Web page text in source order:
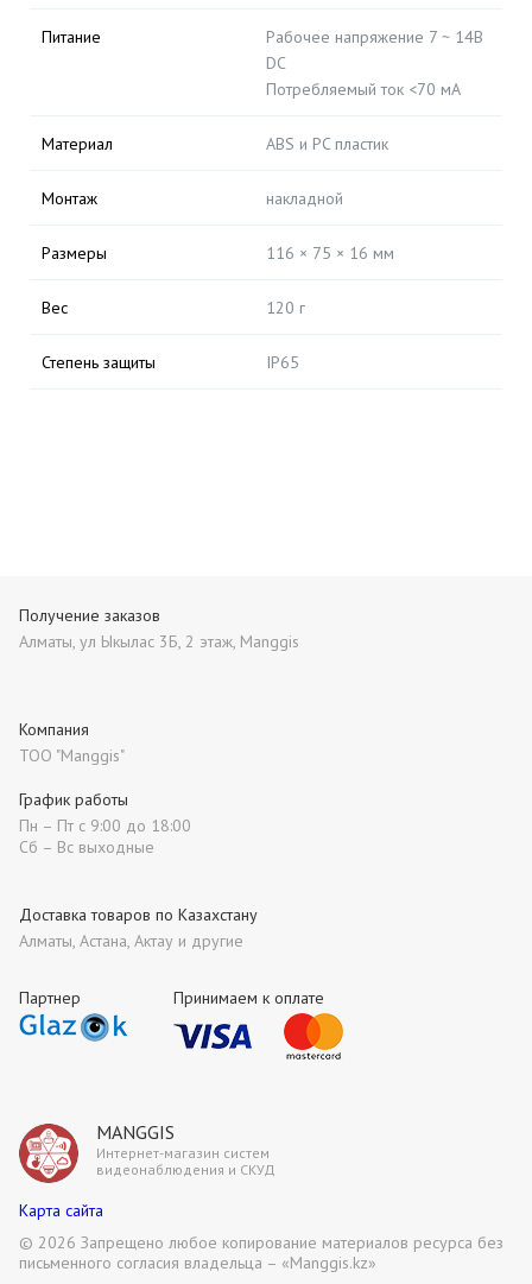
Питание
Рабочее напряжение 7 ~ 14В
DC
Потребляемый ток <70 мА
Материал ABS и PC пластик
Монтаж накладной
Размеры 116 × 75 × 16 мм
Вес 120 г
Степень защиты IP65
MANGGIS
Интернет-магазин систем
видеонаблюдения и СКУД
Партнер Принимаем к оплате
Получение заказов
Алматы, ул Ыкылас 3Б, 2 этаж, Manggis
Компания
ТОО "Manggis"
Доставка товаров по Казахстану
Алматы, Астана, Актау и другие
График работы
Пн – Пт с 9:00 до 18:00
Сб – Вс выходные
Карта сайта
© 2026 Запрещено любое копирование материалов ресурса без
письменного согласия владельца – «Manggis.kz»